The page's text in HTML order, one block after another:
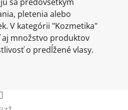
pletenia alebo
V kategórii "Kozmetika"
množstvo produktov
o predĺžené vlasy.